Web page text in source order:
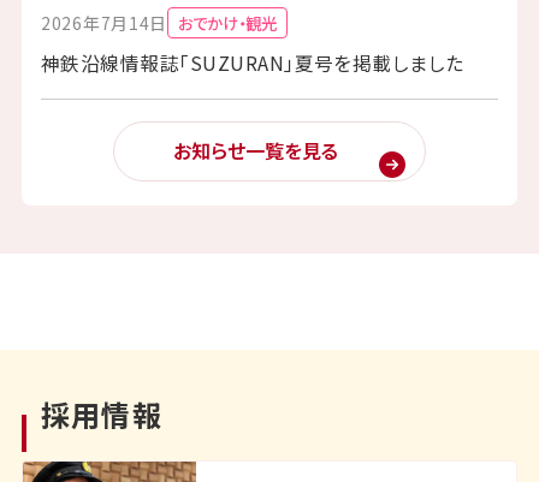
2026年7月14日 おでかけ・観光
神鉄沿線情報誌「SUZURAN」夏号を掲載しました
お知らせ一覧を見る
採用情報